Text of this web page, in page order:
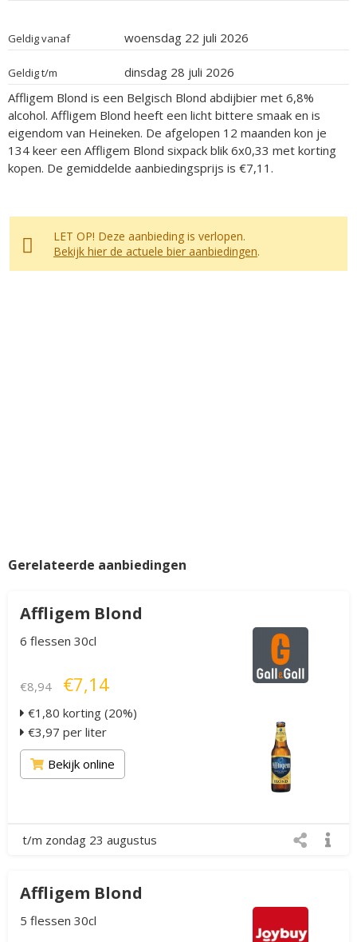
Geldig vanaf woensdag 22 juli 2026
Geldig t/m
dinsdag 28 juli 2026
Affligem Blond is een Belgisch Blond abdijbier met 6,8%
alcohol. Affligem Blond heeft een licht bittere smaak en is
eigendom van Heineken. De afgelopen 12 maanden kon je
134 keer een Affligem Blond sixpack blik 6x0,33 met korting
kopen. De gemiddelde aanbiedingsprijs is €7,11.
LET OP! Deze aanbieding is verlopen.
Bekijk hier de actuele bier aanbiedingen.
Gerelateerde aanbiedingen
Affligem Blond
6 flessen 30cl
€8,94 €7,14
€1,80 korting (20%)
€3,97 per liter
Bekijk online
t/m zondag 23 augustus
Affligem Blond
5 flessen 30cl